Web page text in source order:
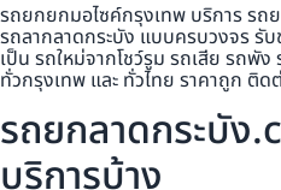
รถยกยกมอไซค์กรุงเทพ บริการ รถ
รถลากลาดกระบัง แบบครบวงจร รั
เป็น รถใหม่จากโชว์รูม รถเสีย รถพั
ทั่วกรุงเทพ และ ทั่วไทย ราคาถูก ติด
รถยกลาดกระบัง
บริการบ้าง